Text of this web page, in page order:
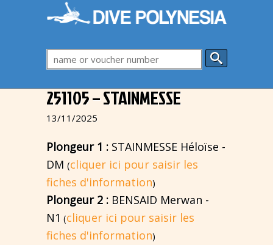
251105 – STAINMESSE
13/11/2025
Plongeur 1 : STAINMESSE Héloïse -
DM(cliquer ici pour saisir les
fiches d'information)
Plongeur 2 : BENSAID Merwan -
N1 (cliquer ici pour saisir les
fiches d'information)